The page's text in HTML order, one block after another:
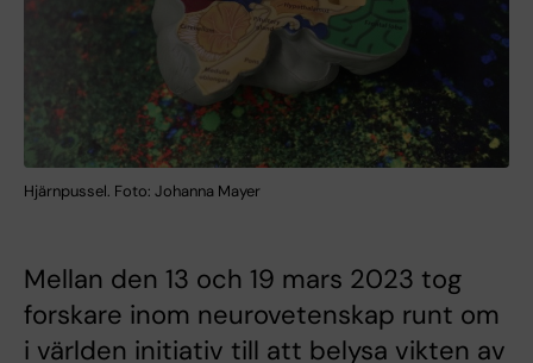
Hjärnpussel. Foto: Johanna Mayer
Mellan den 13 och 19 mars 2023 tog
forskare inom neurovetenskap runt om
i världen initiativ till att belysa vikten av